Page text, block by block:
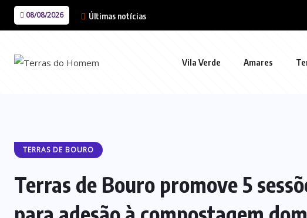
08/08/2026 Últimas notícias
Vila Verde Amares
TERRAS DE BOURO
Terras de Bouro promove 5